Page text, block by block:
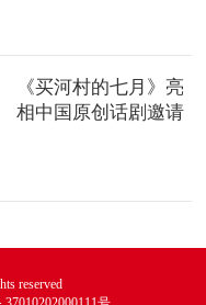
《买河村的七月》亮
相中国原创话剧邀请
reserved